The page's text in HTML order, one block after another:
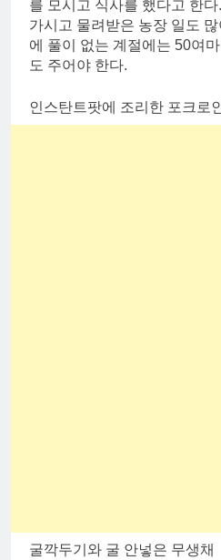
를 모시고 식사를 했다고 한
가시고 물려받은 농장 일도
에 풀이 없는 계절에는 50여
도 주어야 한다.
인스탄트팟에 조리한 포크로
굴깍두기와 굴 안넣은 무생채